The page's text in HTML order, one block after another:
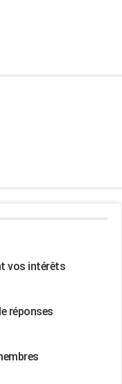
vos intérêts
réponses